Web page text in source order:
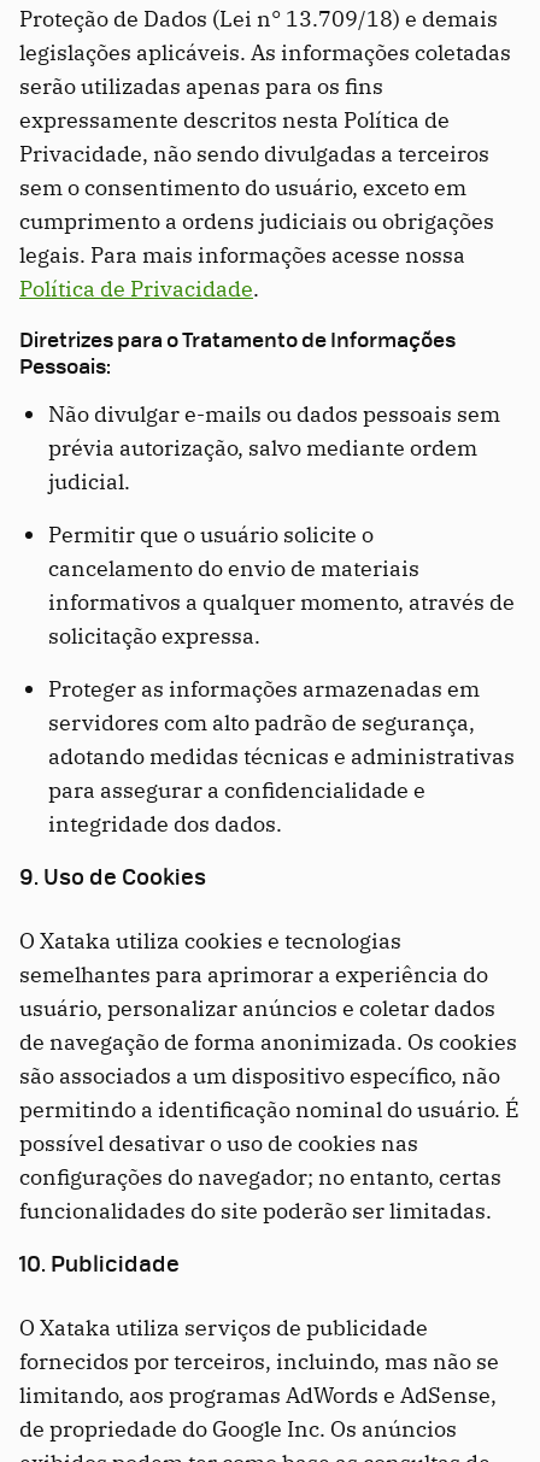
Proteção de Dados (Lei n° 13.709/18) e demais
legislações aplicáveis. As informações coletadas
serão utilizadas apenas para os fins
expressamente descritos nesta Política de
Privacidade, não sendo divulgadas a terceiros
sem o consentimento do usuário, exceto em
cumprimento a ordens judiciais ou obrigações
legais. Para mais informações acesse nossa
Política de Privacidade.
Diretrizes para o Tratamento de Informações
Pessoais:
Não divulgar e-mails ou dados pessoais sem
prévia autorização, salvo mediante ordem
judicial.
Permitir que o usuário solicite o
cancelamento do envio de materiais
informativos a qualquer momento, através de
solicitação expressa.
Proteger as informações armazenadas em
servidores com alto padrão de segurança,
adotando medidas técnicas e administrativas
para assegurar a confidencialidade e
integridade dos dados.
9. Uso de Cookies
O Xataka utiliza cookies e tecnologias
semelhantes para aprimorar a experiência do
usuário, personalizar anúncios e coletar dados
de navegação de forma anonimizada. Os cookies
são associados a um dispositivo específico, não
permitindo a identificação nominal do usuário. É
possível desativar o uso de cookies nas
configurações do navegador; no entanto, certas
funcionalidades do site poderão ser limitadas.
10. Publicidade
O Xataka utiliza serviços de publicidade
fornecidos por terceiros, incluindo, mas não se
limitando, aos programas AdWords e AdSense,
de propriedade do Google Inc. Os anúncios